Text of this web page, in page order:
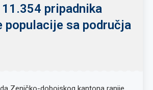
pripadnika
populacije sa područja